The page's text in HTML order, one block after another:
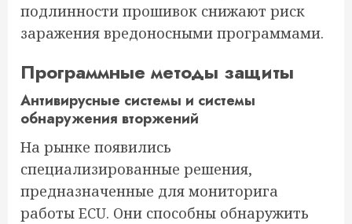
подлинности прошивок снижают риск
заражения вредоносными программами.
Программные методы защиты
Антивирусные системы и системы
обнаружения вторжений
На рынке появились
специализированные решения,
предназначенные для мониторига
работы ECU. Они способны обнаружить